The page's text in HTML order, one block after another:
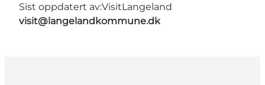
Sist oppdatert av:VisitLangeland
visit@langelandkommune.dk